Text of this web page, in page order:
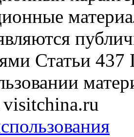
Статьи 437
visitchina.ru